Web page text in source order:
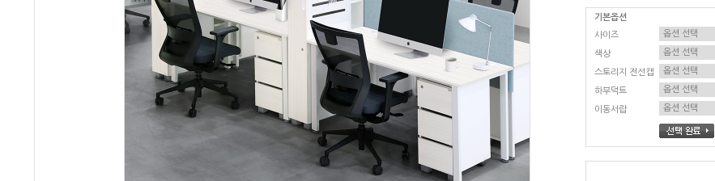
기본옵션
사이즈
색상
스토리지 전선캡
하부덕트
이동서랍